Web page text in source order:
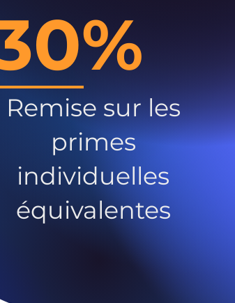
Remise sur les
primes
individuelles
équivalentes